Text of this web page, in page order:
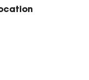
électricité, charges...
espaces communs,
de la ligne 9
par de nombreuses